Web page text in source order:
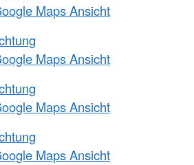
Maps Ansicht
Maps Ansicht
Maps Ansicht
Maps Ansicht